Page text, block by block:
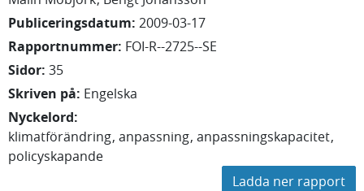
Publiceringsdatum: 2009-03-17
Rapportnummer: FOI-R--2725--SE
Sidor: 35
Skriven på: Engelska
Nyckelord:
klimatförändring anpassning anpassningskapacitet
policyskapande
Ladda ner rapport